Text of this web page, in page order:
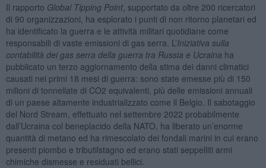
Il rapporto Global Tipping Point, supportato da oltre 200 ricercatori
di 90 organizzazioni, ha esplorato i punti di non ritorno planetari ed
ha identificato la guerra e le attività militari quotidiane come
responsabili di vaste emissioni di gas serra. L’Iniziativa sulla
contabilità dei gas serra della guerra tra Russia e Ucraina ha
pubblicato un terzo aggiornamento della stima dei danni climatici
causati nei primi 18 mesi di guerra: sono state emesse più di 150
milioni di tonnellate di CO2 equivalenti, più delle emissioni annuali
di un paese altamente industrializzato come il Belgio. Il sabotaggio
del Nord Stream, effettuato nel settembre 2022 probabilmente
dall’Ucraina col beneplacido della NATO, ha liberato un’enorme
quantità di metano ed ha rimescolato dei fondali marini in cui erano
presenti piombo e tributilstagno ed erano stati seppelliti armi
chimiche dismesse e residuati bellici.